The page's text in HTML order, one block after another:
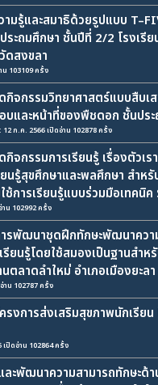
มรู้และสมาธิด้วยรูปแบบ
ระถมศึกษา ชั้นปีที่ 2/2 โรงเรี
ดสงขลา
น 103109 ครั้ง
จกรรมวิทยาศาสตร์แบบสืบเส
บและหน้าที่ของพืชดอก ชั้นปร
ก.ค. 2566 เปิดอ่าน 102878 ครั้ง
จกรรมการเรียนรู้ เรื่องตัวเร
ยนรู้สุขศึกษาและพลศึกษา สำห
ช้การเรียนรู้แบบร่วมมือเทคนิค
น 102992 ครั้ง
รพัฒนาชุดฝึกทักษะพัฒนาควา
รียนรู้โดยใช้สมองเป็นฐานสำ
ตลาดลำใหม่ อำเภอเมืองยะล
าน 102787 ครั้ง
รงการส่งเสริมสุขภาพนักเรีย
ปิดอ่าน 102864 ครั้ง
ละพัฒนาความสามารถทักษะด้